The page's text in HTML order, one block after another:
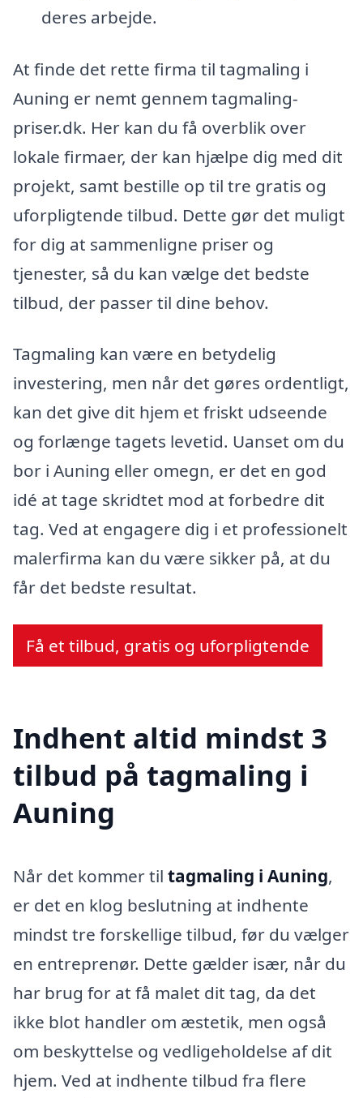
deres arbejde.
At finde det rette firma til tagmaling i
Auning er nemt gennem tagmaling-
priser.dk. Her kan du få overblik over
lokale firmaer, der kan hjælpe dig med dit
projekt, samt bestille op til tre gratis og
uforpligtende tilbud. Dette gør det muligt
for dig at sammenligne priser og
tjenester, så du kan vælge det bedste
tilbud, der passer til dine behov.
Tagmaling kan være en betydelig
investering, men når det gøres ordentligt,
kan det give dit hjem et friskt udseende
og forlænge tagets levetid. Uanset om du
bor i Auning eller omegn, er det en god
idé at tage skridtet mod at forbedre dit
tag. Ved at engagere dig i et professionelt
malerfirma kan du være sikker på, at du
får det bedste resultat.
Få et tilbud, gratis og uforpligtende
Indhent altid mindst 3
tilbud på tagmaling i
Auning
Når det kommer til tagmaling i Auning,
er det en klog beslutning at indhente
mindst tre forskellige tilbud, før du vælger
en entreprenør. Dette gælder især, når du
har brug for at få malet dit tag, da det
ikke blot handler om æstetik, men også
om beskyttelse og vedligeholdelse af dit
hjem. Ved at indhente tilbud fra flere